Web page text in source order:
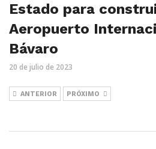
Estado para
Aeropuerto
Bávaro
20 de julio de 2023
ANTERIOR PRÓXIMO